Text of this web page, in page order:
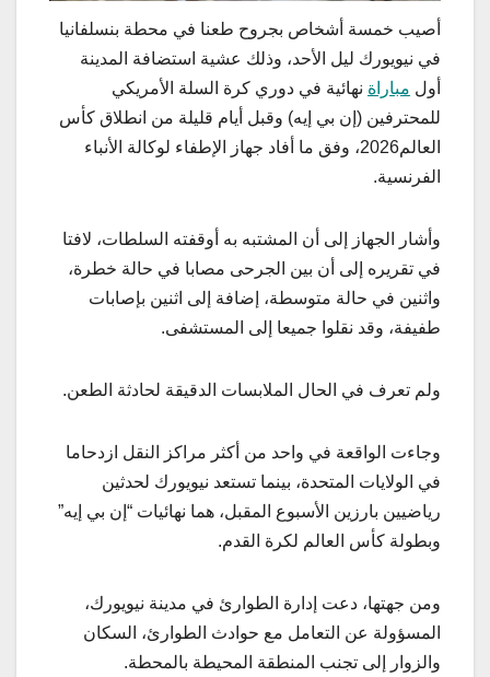
أصيب خمسة أشخاص بجروح طعنا في محطة بنسلفانيا
في نيويورك ليل الأحد، وذلك عشية استضافة المدينة
أول مباراة نهائية في دوري كرة السلة الأمريكي
للمحترفين (إن بي إيه) وقبل أيام قليلة من انطلاق كأس
العالم2026، وفق ما أفاد جهاز الإطفاء لوكالة الأنباء
الفرنسية.
وأشار الجهاز إلى أن المشتبه به أوقفته السلطات، لافتا
في تقريره إلى أن بين الجرحى مصابا في حالة خطرة،
واثنين في حالة متوسطة، إضافة إلى اثنين بإصابات
طفيفة، وقد نقلوا جميعا إلى المستشفى.
ولم تعرف في الحال الملابسات الدقيقة لحادثة الطعن.
وجاءت الواقعة في واحد من أكثر مراكز النقل ازدحاما
في الولايات المتحدة، بينما تستعد نيويورك لحدثين
رياضيين بارزين الأسبوع المقبل، هما نهائيات “إن بي إيه”
وبطولة كأس العالم لكرة القدم.
ومن جهتها، دعت إدارة الطوارئ في مدينة نيويورك،
المسؤولة عن التعامل مع حوادث الطوارئ، السكان
والزوار إلى تجنب المنطقة المحيطة بالمحطة.